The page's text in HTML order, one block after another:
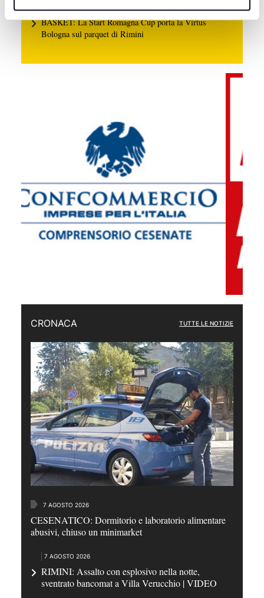
BASKET: La Start Romagna Cup porta la Virtus
Bologna sul parquet di Rimini
CRONACA TUTTE LE NOTIZIE
7 AGOSTO 2026
CESENATICO: Dormitorio e laboratorio alimentare
abusivi, chiuso un minimarket
7 AGOSTO 2026
RIMINI: Assalto con esplosivo nella notte,
sventrato bancomat a Villa Verucchio | VIDEO